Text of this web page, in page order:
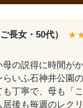
長女・50代）
の説得に時間がか
いふ石神井公園
丁寧で、母も「
居後も毎週のレク